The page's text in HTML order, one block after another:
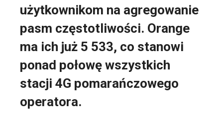
użytkownikom na agregowanie
pasm częstotliwości. Orange
ma ich już 5 533, co stanowi
ponad połowę wszystkich
stacji 4G pomarańczowego
operatora.